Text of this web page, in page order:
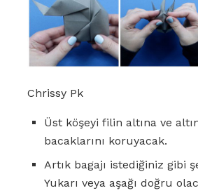
Chrissy Pk
Üst köşeyi filin altına ve
bacaklarını koruyacak.
Artık bagajı istediğiniz gibi
Yukarı veya aşağı doğru